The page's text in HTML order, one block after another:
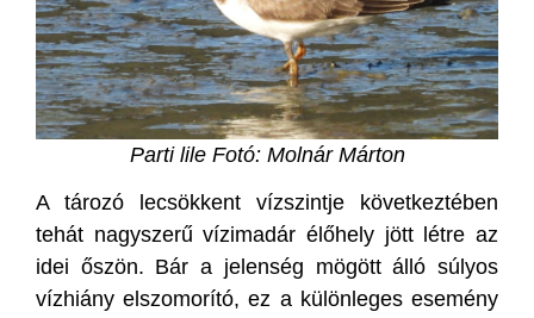
Parti lile Fotó: Molnár Márton
A tározó lecsökkent vízszintje következtében
tehát nagyszerű vízimadár élőhely jött létre az
idei őszön. Bár a jelenség mögött álló súlyos
vízhiány elszomorító, ez a különleges esemény